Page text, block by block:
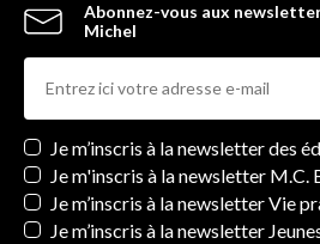
Abonnez-vous aux
Michel
Newsletters
Je m’inscris à la newsletter des
Je m'inscris à la newsletter M.C.
Je m’inscris à la newsletter Vie
Je m’inscris à la newsletter